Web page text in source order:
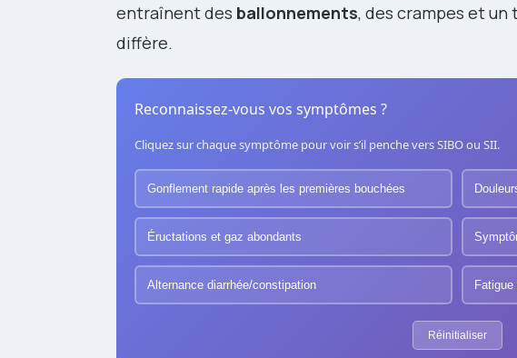
entraînent des ballonnements, des crampes et
diffère.
Reconnaissez-vous vos symptômes ?
Cliquez sur chaque symptôme pour voir s’il penche vers SIBO ou SII.
Gonflement rapide après les premières bouchées
Éructations et gaz abondants
Alternance diarrhée/constipation
Réinitialiser